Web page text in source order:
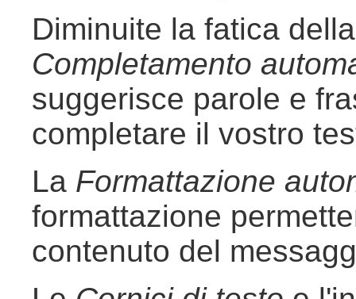
Diminuite la fatica
Completamento
suggerisce parole e
completare il vostro
La Formattazione
formattazione
contenuto del